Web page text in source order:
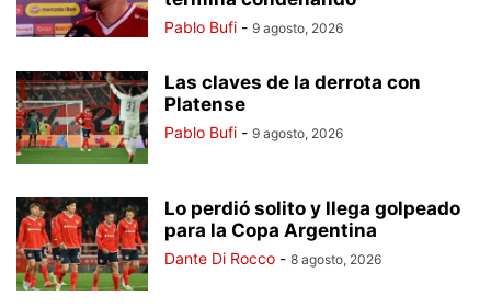
Pablo Bufi - 9 agosto, 2026
Las claves de la derrota con
Platense
Pablo Bufi - 9 agosto, 2026
Lo perdió solito y llega golpeado
para la Copa Argentina
Dante Di Rocco - 8 agosto, 2026